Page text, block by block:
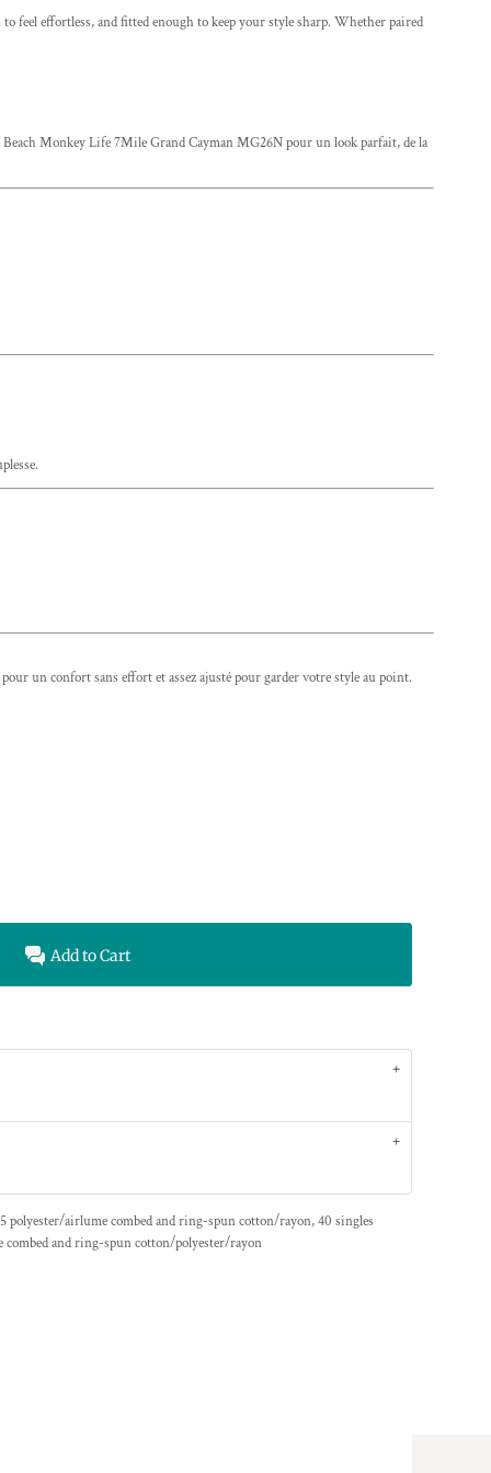
feel effortless, and fitted enough to keep your style sharp. Whether paired
Monkey Life 7Mile Grand Cayman MG26N pour un look parfait, de la
un confort sans effort et assez ajusté pour garder votre style au point.
Add to Cart
polyester/airlumecombed and ring-spun cotton/rayon, 40 singles
combed and ring-spun cotton/polyester/rayon